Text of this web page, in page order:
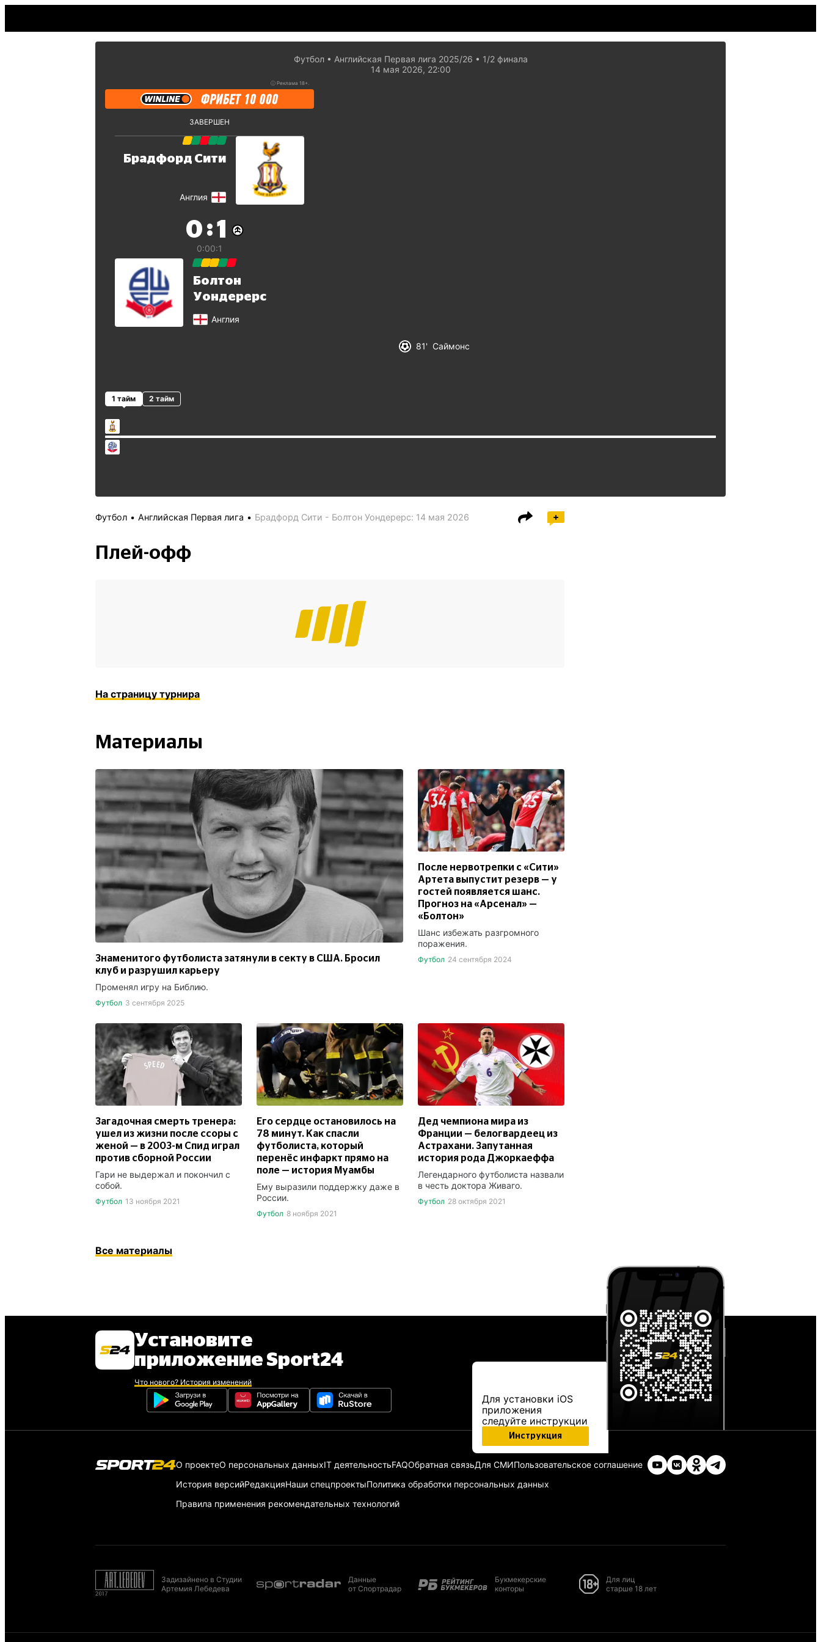
Футбол Английская Первая лига 2025/26
1/2 финaла
14 мая 2026, 22:00
ⓘ Реклама 18+.
ЗАВЕРШЕН
Брадфорд Сити
Англия
0 :1
0:00:1
Болтон
Уондерерс
Англия
81 Саймонс
1 тайм 2 тайм
Футбол Английская Первая лига Брадфорд Сити - Болтон Уондерерс: 14 мая 2026
Плей-офф
На страницу турнира
Материалы
Знаменитого футболиста затянули в секту в США. Бросил
клуб и разрушил карьеру
Променял игру на Библию.
Футбол 3 сентября 2025
После нервотрепки с «Сити»
Артета выпустит резерв — у
гостей появляется шанс.
Прогноз на «Арсенал» —
«Болтон»
Шанс избежать разгромного
поражения.
Футбол 24 сентября 2024
Загадочная смерть тренера:
ушел из жизни после ссоры с
женой — в 2003-м Спид играл
против сборной России
Гари не выдержал и покончил с
собой.
Футбол 13 ноября 2021
Его сердце остановилось на
78 минут. Как спасли
футболиста, который
перенёс инфаркт прямо на
поле — история Муамбы
Ему выразили поддержку даже в
России.
Футбол 8 ноября 2021
Дед чемпиона мира из
Франции — белогвардеец из
Астрахани. Запутанная
история рода Джоркаеффа
Легендарного футболиста назвали
в честь доктора Живаго.
Футбол 28 октября 2021
Все материалы
Установите
приложение Sport24
Что нового? История изменений
Для установки iOS
приложения
следуйте инструкции
Инструкция
О проектеО персональных данныхIT деятельностьFAQОбратная связьДля СМИПользовательское соглашение
История версийРедакцияНаши спецпроектыПолитика обработки персональных данных
Правила применения рекомендательных технологий
Задизайнено в Студии
Артемия Лебедева
Данные
от Спортрадар
Букмекерские
конторы
Для лиц
старше 18 лет